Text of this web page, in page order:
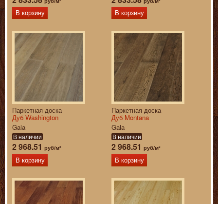
В корзину
В корзину
Паркетная доска
Дуб Washington
Gala
В наличии
2 968.51 руб/м²
В корзину
Паркетная доска
Дуб Montana
Gala
В наличии
2 968.51 руб/м²
В корзину